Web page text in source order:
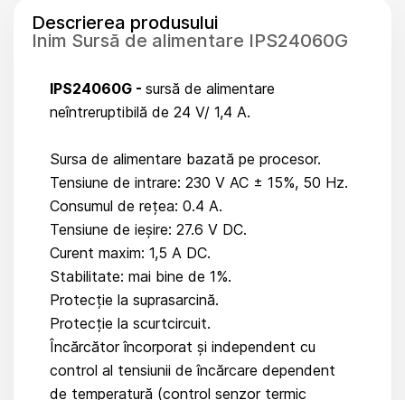
Descrierea produsului
Inim Sursă de alimentare IPS24060G
IPS24060G - sursă de alimentare
neîntreruptibilă de 24 V/ 1,4 A.
Sursa de alimentare bazată pe procesor.
Tensiune de intrare: 230 V AC ± 15%, 50 Hz.
Consumul de rețea: 0.4 A.
Tensiune de ieșire: 27.6 V DC.
Curent maxim: 1,5 A DC.
Stabilitate: mai bine de 1%.
Protecție la suprasarcină.
Protecție la scurtcircuit.
Încărcător încorporat și independent cu
control al tensiunii de încărcare dependent
de temperatură (control senzor termic